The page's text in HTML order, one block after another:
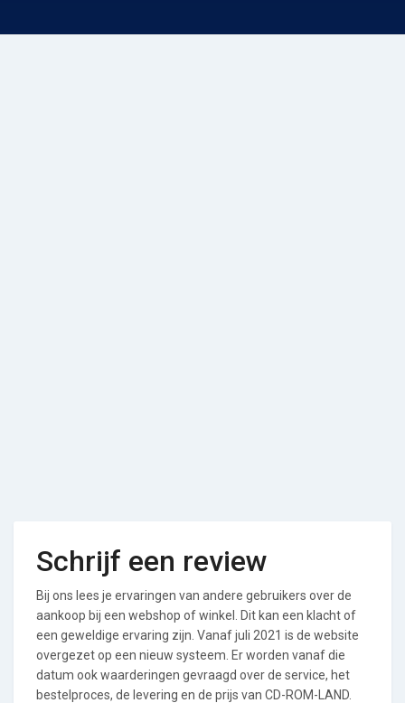
Schrijf een review
Bij ons lees je ervaringen van andere gebruikers over de
aankoop bij een webshop of winkel. Dit kan een klacht of
een geweldige ervaring zijn. Vanaf juli 2021 is de website
overgezet op een nieuw systeem. Er worden vanaf die
datum ook waarderingen gevraagd over de service, het
bestelproces, de levering en de prijs van CD-ROM-LAND.